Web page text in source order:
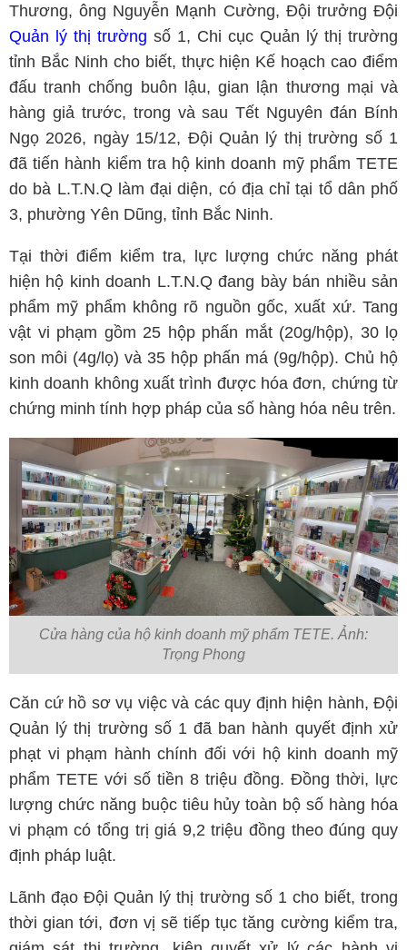
Thương, ông Nguyễn Mạnh Cường, Đội trưởng Đội
Quản lý thị trường số 1, Chi cục Quản lý thị trường
tỉnh Bắc Ninh cho biết, thực hiện Kế hoạch cao điểm
đấu tranh chống buôn lậu, gian lận thương mại và
hàng giả trước, trong và sau Tết Nguyên đán Bính
Ngọ 2026, ngày 15/12, Đội Quản lý thị trường số 1
đã tiến hành kiểm tra hộ kinh doanh mỹ phẩm TETE
do bà L.T.N.Q làm đại diện, có địa chỉ tại tổ dân phố
3, phường Yên Dũng, tỉnh Bắc Ninh.
Tại thời điểm kiểm tra, lực lượng chức năng phát
hiện hộ kinh doanh L.T.N.Q đang bày bán nhiều sản
phẩm mỹ phẩm không rõ nguồn gốc, xuất xứ. Tang
vật vi phạm gồm 25 hộp phấn mắt (20g/hộp), 30 lọ
son môi (4g/lọ) và 35 hộp phấn má (9g/hộp). Chủ hộ
kinh doanh không xuất trình được hóa đơn, chứng từ
chứng minh tính hợp pháp của số hàng hóa nêu trên.
Cửa hàng của hộ kinh doanh mỹ phẩm TETE. Ảnh:
Trọng Phong
Căn cứ hồ sơ vụ việc và các quy định hiện hành, Đội
Quản lý thị trường số 1 đã ban hành quyết định xử
phạt vi phạm hành chính đối với hộ kinh doanh mỹ
phẩm TETE với số tiền 8 triệu đồng. Đồng thời, lực
lượng chức năng buộc tiêu hủy toàn bộ số hàng hóa
vi phạm có tổng trị giá 9,2 triệu đồng theo đúng quy
định pháp luật.
Lãnh đạo Đội Quản lý thị trường số 1 cho biết, trong
thời gian tới, đơn vị sẽ tiếp tục tăng cường kiểm tra,